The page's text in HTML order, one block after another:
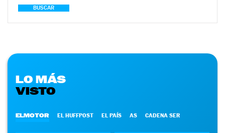
BUSCAR
LO MÁS
VISTO
ELMOTOR EL HUFFPOST EL PAÍS AS CADENA SER